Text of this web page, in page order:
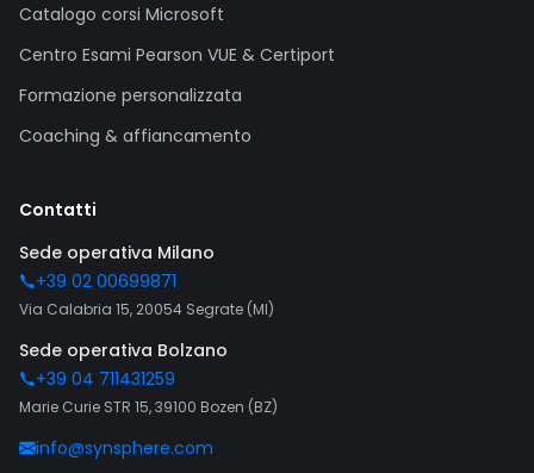
Catalogo corsi Microsoft
Centro Esami Pearson VUE & Certiport
Formazione personalizzata
Coaching & affiancamento
Contatti
Sede operativa Milano
+39 02 00699871
Via Calabria 15, 20054 Segrate (MI)
Sede operativa Bolzano
+39 04 711431259
Marie Curie STR 15, 39100 Bozen (BZ)
info@synsphere.com